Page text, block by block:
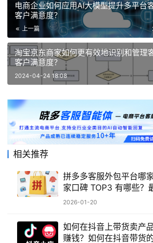
电商企业如何应用AI大模型提升多平台
客户满意度？
上一篇
淘宝京东商家如何更有效地识别和管理
客户满意度？
2024-04-24 18:08
相关推荐
拼多多客服外包平台哪
家口碑 TOP3 有哪些？
榜单推荐！
2026-01-20
如何在抖音上带货卖产
赚钱？如何在抖音带货